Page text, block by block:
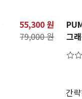
55,300 원
79,000 원
그
간